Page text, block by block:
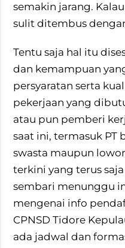
semakin jarang.
sulit ditembus
Tentu saja hal itu
dan kemampuan
persyaratan serta
pekerjaan yang
atau pun pemberi
saat ini, termasuk PT
swasta maupun
terkini yang terus
sembari menunggu
mengenai info
CPNSD Tidore
ada jadwal dan